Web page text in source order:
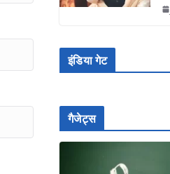
इंडिया गेट
गैजेट्स